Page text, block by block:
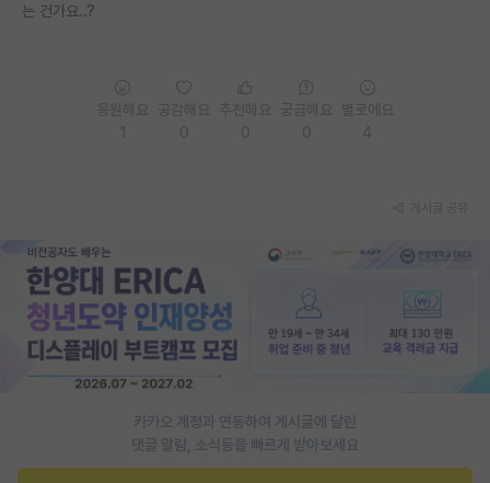
석박사 채용 정보 게시판
인문사회 계열 게시판
특수/전문대학원 게시판
반도체/AI 게시판
장학금/장학생 게시판
학술 정보 게시판
는 건가요..?
카카오 계정과 연동하여 게시글에 달린
댓글 알람, 소식등을 빠르게 받아보세요